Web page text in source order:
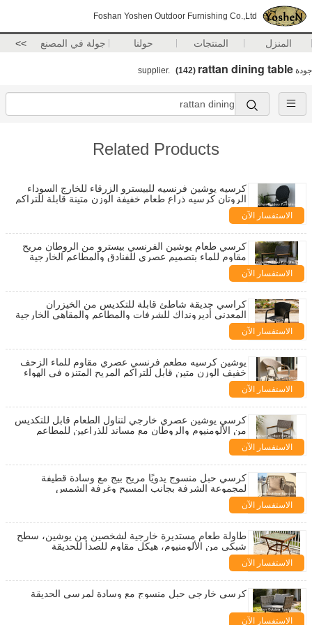
Foshan Yoshen Outdoor Furnishing Co.,Ltd
المنزل المنتجات حولنا جولة في المصنع >>
جودة rattan dining table
(142)
Related Products
كرسيه يوشين فرنسيه للبيسترو الزرقاء للخارج السوداء
الروتان كرسيه ذراع طعام خفيفة الوزن متينة قابلة للتراكم
المعاصرة المعدنالاستفسار الآن
كرسي طعام يوشين الفرنسي بيسترو من الروطان مريح
مقاوم للماء بتصميم عصري للفنادق والمطاعم الخارجية
الاستفسار الآن
كراسي حديقة شاطئ قابلة للتكديس من الخيزران
المعدني أديرونداك للشرفات والمطاعم والمقاهي الخارجية
ومحلات الحليب والعصير لتناول الطعامالاستفسار الآن
يوشين كرسيه مطعم فرنسي عصري مقاوم للماء الزحف
خفيف الوزن متين قابل للتراكم المريح المتنزه في الهواء
الطلقالاستفسار الآن
كرسي يوشين عصري خارجي لتناول الطعام قابل للتكديس
من الألومنيوم والروطان مع مساند للذراعين للمطاعم
والمقاهيالاستفسار الآن
كرسي حبل منسوج يدويًا مريح بيج مع وسادة قطيفة
لمجموعة الشرفة بجانب المسبح وغرفة الشمس
الاستفسار الآن
طاولة طعام مستديرة خارجية لشخصين من يوشين، سطح
شبكي من الألومنيوم، هيكل مقاوم للصدأ للحديقة
الاستفسار الآن
كرسي خارجي حبل منسوج مع وسادة لمرسى الحديقة
الاستفسار الآن